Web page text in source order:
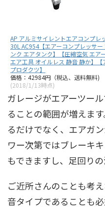
AP アルミサイレントエアコンプレ
30L AC954【エアーコンプレッサー
ンク エアタンク】【圧縮空気 エア
エア工具 オイルレス 静音 静か】【
プロダクツ】
価格：42984円（税込、送料無料)
(2018/1/13時点)
ガレージがエアーツー
ることの範囲が増えま
るだけでなく、エアガ
ワー次第ではブレーキ
もできますし、足回り
ご近所さんのことも考
音タイプであることも